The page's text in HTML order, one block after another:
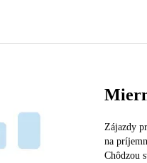
Zájazdy
na
Chôdzou